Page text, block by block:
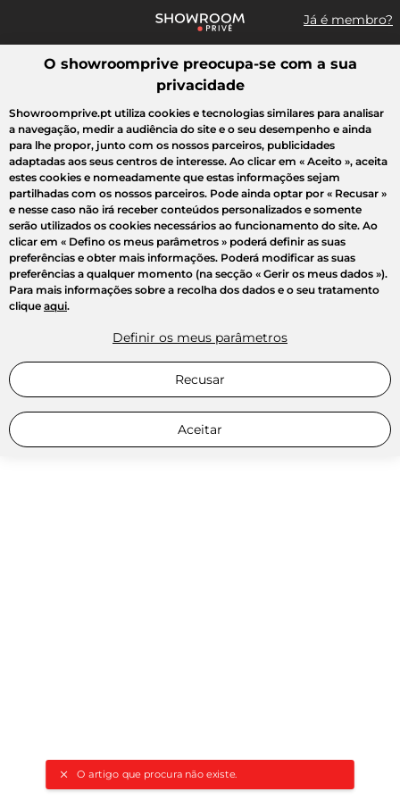
Já é membro?
Pesquisar uma marca, um artigo, uma venda...
O artigo que procura não existe.
Todas as vendas Moda Desporto Casa Criança Beleza
O showroomprive preocupa-se com a sua
privacidade
Showroomprive.pt utiliza cookies e tecnologias similares para analisar
a navegação, medir a audiência do site e o seu desempenho e ainda
para lhe propor, junto com os nossos parceiros, publicidades
adaptadas aos seus centros de interesse. Ao clicar em « Aceito », aceita
estes cookies e nomeadamente que estas informações sejam
partilhadas com os nossos parceiros. Pode ainda optar por « Recusar »
e nesse caso não irá receber conteúdos personalizados e somente
serão utilizados os cookies necessários ao funcionamento do site. Ao
clicar em « Defino os meus parâmetros » poderá definir as suas
preferências e obter mais informações. Poderá modificar as suas
preferências a qualquer momento (na secção « Gerir os meus dados »).
Para mais informações sobre a recolha dos dados e o seu tratamento
clique aqui.
Definir os meus parâmetros
Recusar
Aceitar